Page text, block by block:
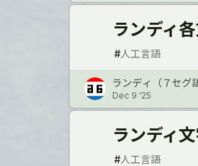
ランディ
#人工言語
ランディ（７セグ
Dec 9 '25
ランディ
#人工言語